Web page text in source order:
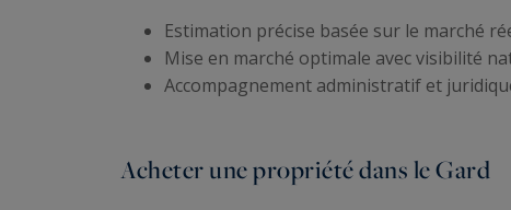
Estimation précise basée sur le marché
Mise en marché optimale avec visibilité
Accompagnement administratif et
Acheter une propriété dans le Gard